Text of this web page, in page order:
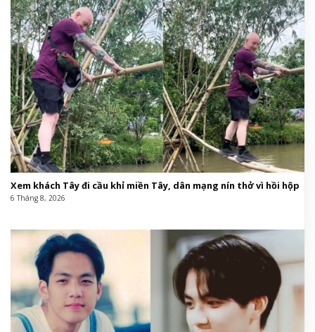
Xem khách Tây đi cầu khỉ miền Tây, dân mạng nín thở vì hồi hộp
6 Tháng 8, 2026